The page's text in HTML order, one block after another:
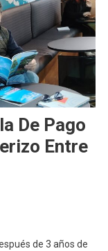
De Pago
Entre
de 3 años de